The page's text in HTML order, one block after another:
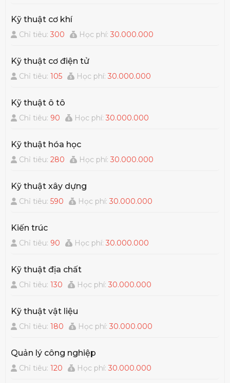
Thiết bị công nghiệp, công ty Vinamilk, công ty
xây dựng Sài gòn, công ty cổ phần Acecook, công
ty TNHH cơ khí Duy Khanh,…
Kỹ thuật cơ khí
Chỉ tiêu:300 Học phí:30.000.000
Kỹ thuật cơ điện tử
Chỉ tiêu:105 Học phí:30.000.000
Kỹ thuật ô tô
Chỉ tiêu: 90 Học phí:30.000.000
Kỹ thuật hóa học
Chỉ tiêu:280 Học phí:30.000.000
Kỹ thuật xây dựng
Chỉ tiêu:590 Học phí:30.000.000
Kiến trúc
Chỉ tiêu: 90 Học phí:30.000.000
Kỹ thuật địa chất
Chỉ tiêu:130 Học phí:30.000.000
Kỹ thuật vật liệu
Chỉ tiêu:180 Học phí:30.000.000
Quản lý công nghiệp
Chỉ tiêu:120 Học phí:30.000.000